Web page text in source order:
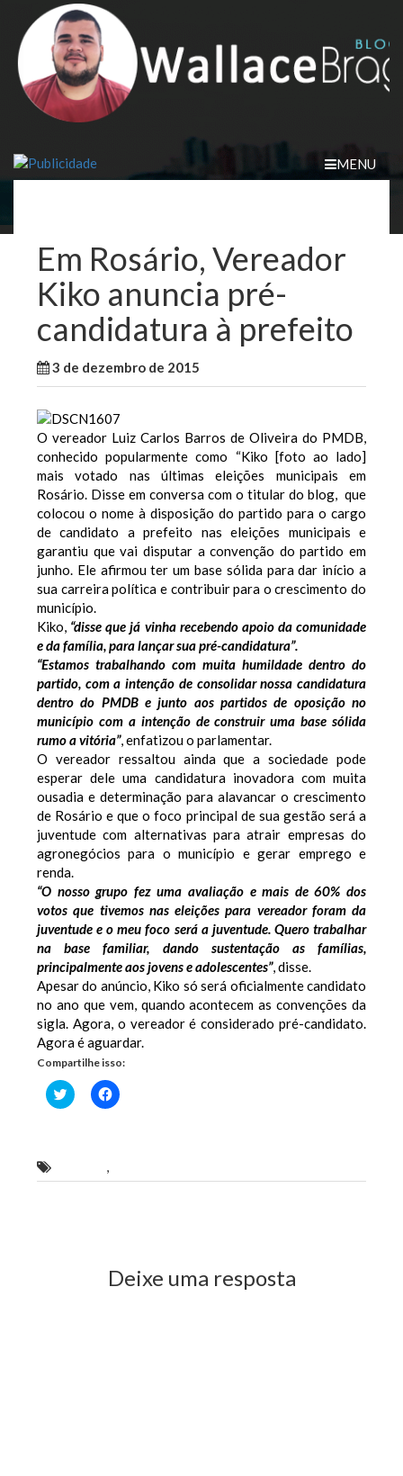
content
MENU
Em Rosário, Vereador
Kiko anuncia pré-
candidatura à prefeito
3 de dezembro de 2015
O vereador Luiz Carlos Barros de Oliveira do PMDB,
conhecido popularmente como “Kiko [foto ao lado]
mais votado nas últimas eleições municipais em
Rosário. Disse em conversa com o titular do blog, que
colocou o nome à disposição do partido para o cargo
de candidato a prefeito nas eleições municipais e
garantiu que vai disputar a convenção do partido em
junho. Ele afirmou ter um base sólida para dar início a
sua carreira política e contribuir para o crescimento do
município.
Kiko, “disse que já vinha recebendo apoio da comunidade
e da família, para lançar sua pré-candidatura”.
“Estamos trabalhando com muita humildade dentro do
partido, com a intenção de consolidar nossa candidatura
dentro do PMDB e junto aos partidos de oposição no
município com a intenção de construir uma base sólida
rumo a vitória”, enfatizou o parlamentar.
O vereador ressaltou ainda que a sociedade pode
esperar dele uma candidatura inovadora com muita
ousadia e determinação para alavancar o crescimento
de Rosário e que o foco principal de sua gestão será a
juventude com alternativas para atrair empresas do
agronegócios para o município e gerar emprego e
renda.
“O nosso grupo fez uma avaliação e mais de 60% dos
votos que tivemos nas eleições para vereador foram da
juventude e o meu foco será a juventude. Quero trabalhar
na base familiar, dando sustentação as famílias,
principalmente aos jovens e adolescentes”, disse.
Apesar do anúncio, Kiko só será oficialmente candidato
no ano que vem, quando acontecem as convenções da
sigla. Agora, o vereador é considerado pré-candidato.
Agora é aguardar.
Compartilhe isso:
Clique
para
Clique
para
,
Deixe uma resposta